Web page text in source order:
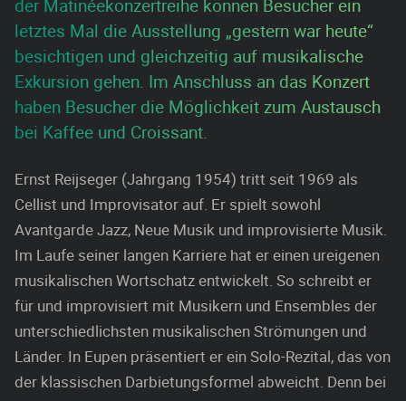
der Matinéekonzertreihe können Besucher ein
letztes Mal die Ausstellung „gestern war heute“
besichtigen und gleichzeitig auf musikalische
Exkursion gehen. Im Anschluss an das Konzert
haben Besucher die Möglichkeit zum Austausch
bei Kaffee und Croissant.
Ernst Reijseger (Jahrgang 1954) tritt seit 1969 als
Cellist und Improvisator auf. Er spielt sowohl
Avantgarde Jazz, Neue Musik und improvisierte Musik.
Im Laufe seiner langen Karriere hat er einen ureigenen
musikalischen Wortschatz entwickelt. So schreibt er
für und improvisiert mit Musikern und Ensembles der
unterschiedlichsten musikalischen Strömungen und
Länder. In Eupen präsentiert er ein Solo-Rezital, das von
der klassischen Darbietungsformel abweicht. Denn bei